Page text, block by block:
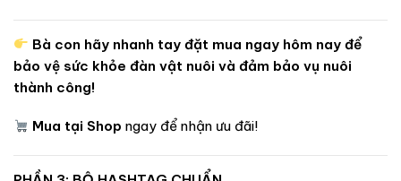
Bà con hãy nhanh tay đặt mua ngay hôm nay để
bảo vệ sức khỏe đàn vật nuôi và đảm bảo vụ nuôi
thành công!
Mua tại Shop ngay để nhận ưu đãi!